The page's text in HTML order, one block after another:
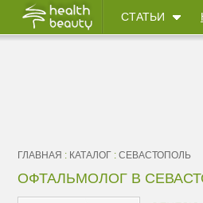
СТАТЬИ
ГЛАВНАЯ : КАТАЛОГ : СЕВАСТОПОЛЬ
ОФТАЛЬМОЛОГ В